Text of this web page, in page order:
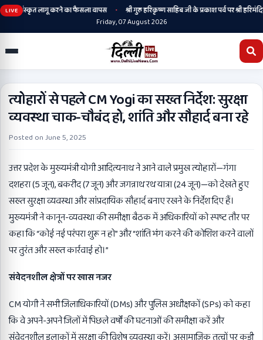
LIVEसंस्कृत लागू करने का फैसला वापस •
श्री गुरु हरिकृष्ण साहिब जी के प्रकाश पर्व पर श्री
Friday, 07 August 2026
त्योहारों से पहले CM Yogi का सख्त निर्देश: सुरक्षा
व्यवस्था चाक-चौबंद हो, शांति और सौहार्द बना रहे
Posted onJune 5, 2025
उत्तर प्रदेश के मुख्यमंत्री योगी आदित्यनाथ ने आने वाले प्रमुख त्योहारों—गंगा
दशहरा (5 जून), बकरीद (7 जून) और जगन्नाथ रथ यात्रा (24 जून)—को देखते हुए
सख्त सुरक्षा व्यवस्था और सांप्रदायिक सौहार्द बनाए रखने के निर्देश दिए हैं।
मुख्यमंत्री ने कानून-व्यवस्था की समीक्षा बैठक में अधिकारियों को स्पष्ट तौर पर
कहा कि “कोई नई परंपरा शुरू न हो” और “शांति भंग करने की कोशिश करने वालों
पर तुरंत और सख्त कार्रवाई हो।”
संवेदनशील क्षेत्रों पर खास नजर
CM योगी ने सभी जिलाधिकारियों (DMs) और पुलिस अधीक्षकों (SPs) को कहा
कि वे अपने-अपने जिलों में पिछले वर्षों की घटनाओं की समीक्षा करें और